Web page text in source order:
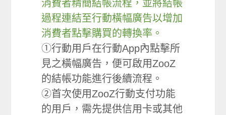
消費者精簡結帳流程，並將結帳
過程連結至行動橫幅廣告以增加
消費者點擊購買的轉換率。
①行動用戶在行動App內點擊所
見之橫幅廣告，便可啟用ZooZ
的結帳功能進行後續流程。
②首次使用ZooZ行動支付功能
的用戶，需先提供信用卡或其他